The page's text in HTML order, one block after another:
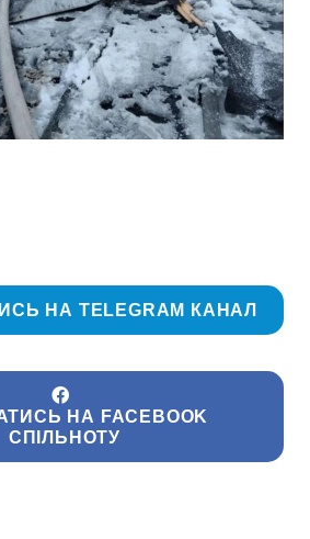
НА TELEGRAM КАНАЛ
НА FACEBOOK
СПІЛЬНОТУ